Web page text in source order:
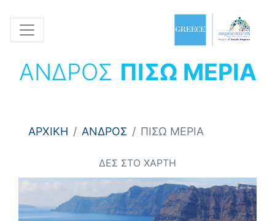
ΑΝΔΡΟΣ ΠΙΣΩ ΜΕΡΙΑ
ΑΡΧΙΚΗ ΑΝΔΡΟΣ ΠΙΣΩ ΜΕΡΙΑ
ΔΕΣ ΣΤΟ ΧΑΡΤΗ